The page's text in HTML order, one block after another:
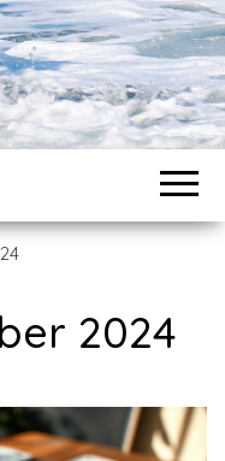
2024